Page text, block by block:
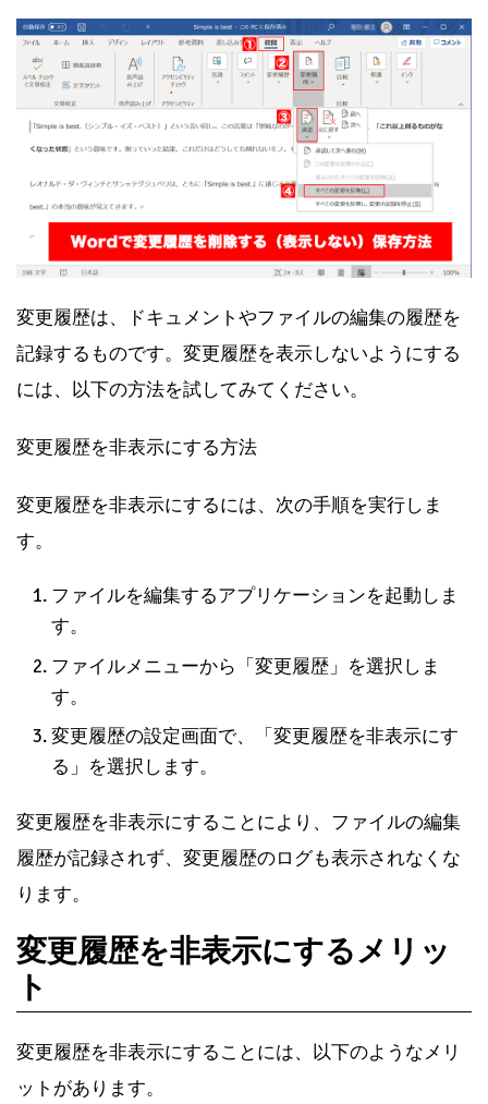
変更履歴は、ドキュメントやファイルの編集の履歴を
記録するものです。変更履歴を表示しないようにする
には、以下の方法を試してみてください。
変更履歴を非表示にする方法
変更履歴を非表示にするには、次の手順を実行しま
す。
ファイルを編集するアプリケーションを起動しま
す。
ファイルメニューから「変更履歴」を選択しま
す。
変更履歴の設定画面で、「変更履歴を非表示にす
る」を選択します。
変更履歴を非表示にすることにより、ファイルの編集
履歴が記録されず、変更履歴のログも表示されなくな
ります。
変更履歴を非表示にするメリッ
ト
変更履歴を非表示にすることには、以下のようなメリ
ットがあります。